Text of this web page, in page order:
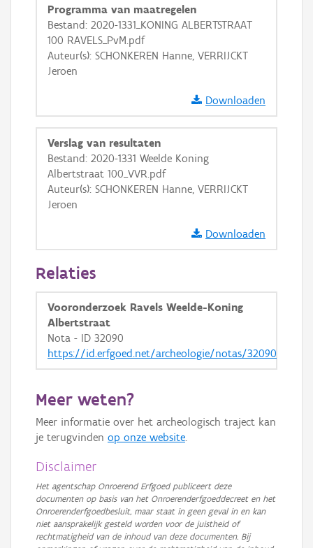
+ −
Basis Lagen
OSM-Basiskaart
Programma van maatregelen
Bestand: 2020-1331_KONING ALBERTSTRAAT
100 RAVELS_PvM.pdf
Auteur(s): SCHONKEREN Hanne, VERRIJCKT
Jeroen
Downloaden
Verslag van resultaten
Bestand: 2020-1331 Weelde Koning
Albertstraat 100_VVR.pdf
Auteur(s): SCHONKEREN Hanne, VERRIJCKT
Jeroen
Downloaden
Relaties
Vooronderzoek Ravels Weelde-Koning
Albertstraat
Nota - ID 32090
https://id.erfgoed.net/archeologie/notas/32090
Meer weten?
Meer informatie over het archeologisch traject kan
je terugvinden op onze website.
Disclaimer
Het agentschap Onroerend Erfgoed publiceert deze
documenten op basis van het Onroerenderfgoeddecreet en het
Onroerenderfgoedbesluit, maar staat in geen geval in en kan
niet aansprakelijk gesteld worden voor de juistheid of
rechtmatigheid van de inhoud van deze documenten. Bij